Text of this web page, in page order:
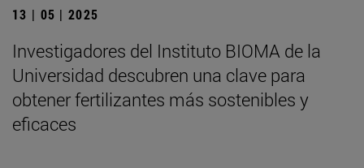
13 | 05 | 2025
Investigadores del Instituto BIOMA de la
Universidad descubren una clave para
obtener fertilizantes más sostenibles y
eficaces